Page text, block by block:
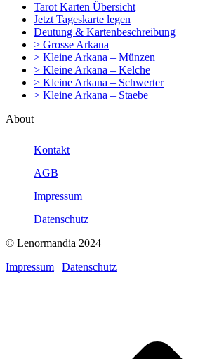
Tarot Karten Übersicht
Jetzt Tageskarte legen
Deutung & Kartenbeschreibung
> Grosse Arkana
> Kleine Arkana – Münzen
> Kleine Arkana – Kelche
> Kleine Arkana – Schwerter
> Kleine Arkana – Staebe
About
Kontakt
AGB
Impressum
Datenschutz
© Lenormandia 2024
Impressum
Datenschutz